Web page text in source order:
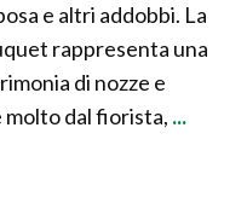
e altri addobbi. La
rappresenta una
di nozze e
dal fiorista, ...